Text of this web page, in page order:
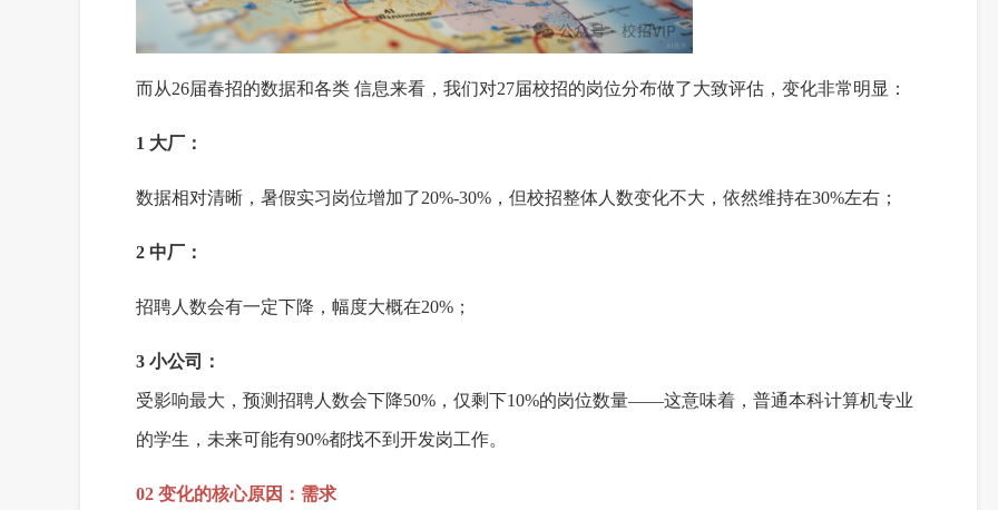
而从26届春招的数据和各类 信息来看，我们对27届校招的岗位分布做了大致评估，变化非常明显：
1 大厂：
数据相对清晰，暑假实习岗位增加了20%-30%，但校招整体人数变化不大，依然维持在30%左右；
2 中厂：
招聘人数会有一定下降，幅度大概在20%；
3 小公司：
受影响最大，预测招聘人数会下降50%，仅剩下10%的岗位数量——这意味着，普通本科计算机专业
的学生，未来可能有90%都找不到开发岗工作。
02 变化的核心原因：需求